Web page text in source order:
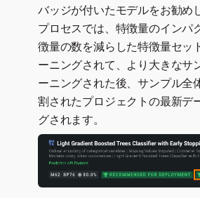
バッジが付いたモデルをお勧め
プロセスでは、特徴量のインパ
徴量の数を減らした特徴量セッ
ーニングされて、より大きなサ
ーニングされた後、サンプル全
割されたプロジェクトの最新デ
グされます。